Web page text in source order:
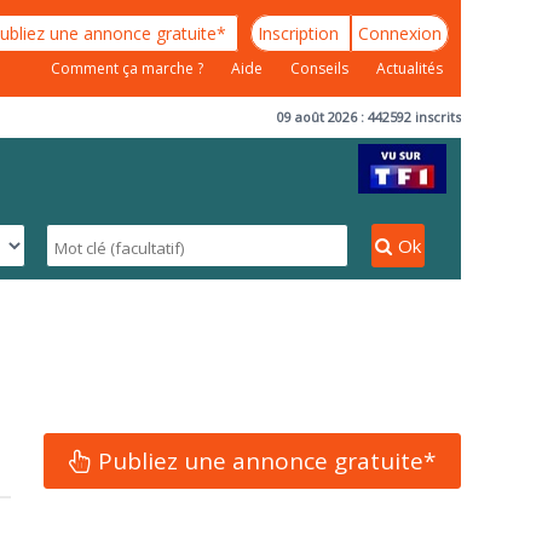
une annonce gratuite* Inscription Connexion
Comment ça marche ? Aide Conseils Actualités
09 août 2026 : 442592 inscrits
Ok
Publiez une annonce gratuite*